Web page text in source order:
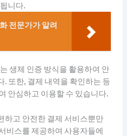
니다.
전문가가 알려
생체 인증 방식을 활용하여 안
. 또한, 결제 내역을 확인하는 등
안심하고 이용할 수 있습니다.
하고 안전한 결제 서비스뿐만
비스를 제공하여 사용자들에